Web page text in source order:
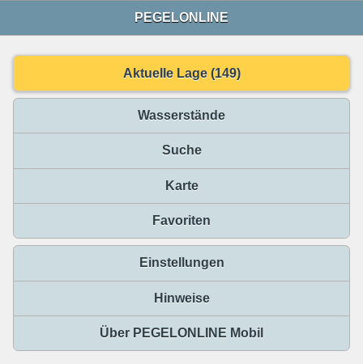
PEGELONLINE
Aktuelle Lage (149)
Wasserstände
Suche
Karte
Favoriten
Einstellungen
Hinweise
Über PEGELONLINE Mobil